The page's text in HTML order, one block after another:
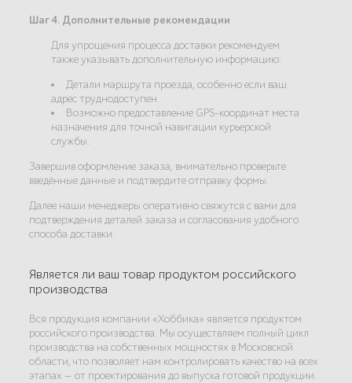
Шаг 4. Дополнительные рекомендации
Для упрощения процесса доставки рекомендуем
также указывать дополнительную информацию:
Детали маршрута проезда, особенно если ваш
адрес труднодоступен.
Возможно предоставление GPS-координат места
назначения для точной навигации курьерской
службы.
Завершив оформление заказа, внимательно проверьте
введённые данные и подтвердите отправку формы.
Далее наши менеджеры оперативно свяжутся с вами для
подтверждения деталей заказа и согласования удобного
способа доставки.
Является ли ваш товар продуктом российского
производства
Вся продукция компании «Хоббика» является продуктом
российского производства. Мы осуществляем полный цикл
производства на собственных мощностях в Московской
области, что позволяет нам контролировать качество на всех
этапах — от проектирования до выпуска готовой продукции.